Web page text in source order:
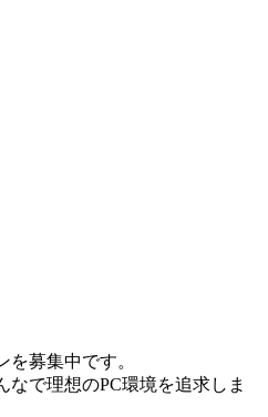
を募集中です。
で理想のPC環境を追求しま